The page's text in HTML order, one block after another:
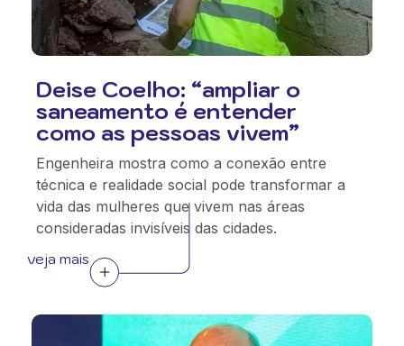
Deise Coelho: “ampliar o
saneamento é entender
como as pessoas vivem”
Engenheira mostra como a conexão entre
técnica e realidade social pode transformar a
vida das mulheres que vivem nas áreas
consideradas invisíveis das cidades.
veja mais